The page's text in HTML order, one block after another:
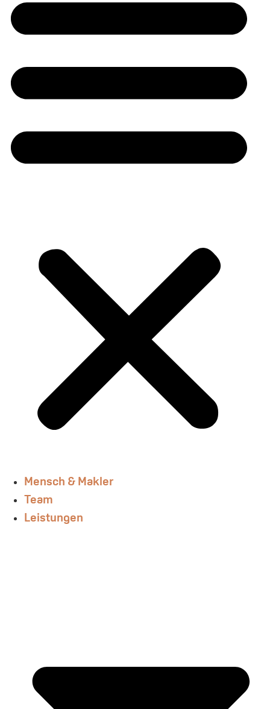
Mensch & Makler
Team
Leistungen